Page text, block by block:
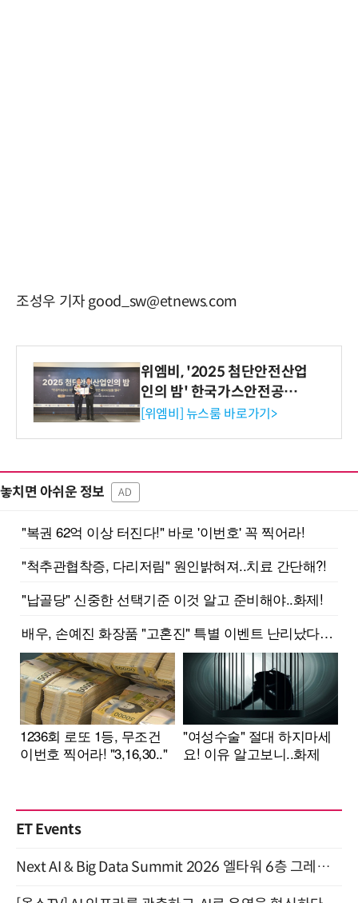
조성우 기자 good_sw@etnews.com
위엠비, '2025 첨단안전산업
인의 밤' 한국가스안전공사
사장상 수상
[위엠비] 뉴스룸 바로가기>
놓치면 아쉬운 정보 AD
ET Events
Next AI & Big Data Summit 2026 엘타워 6층 그레이스홀 개최 (9/18)